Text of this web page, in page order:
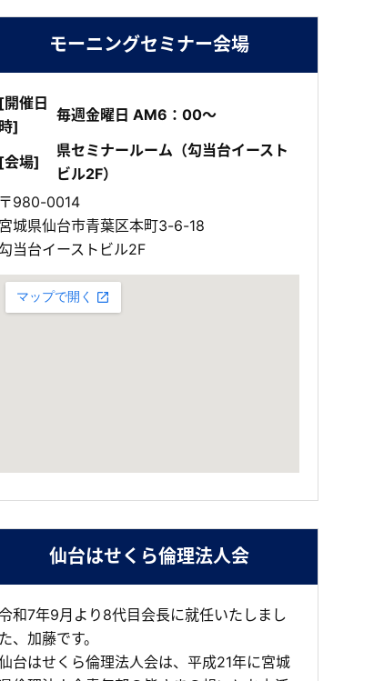
モーニングセミナー会場
[開催日
時]
毎週金曜日 AM6：00～
[会場]
県セミナールーム（勾当台イースト
ビル2F）
〒980-0014
宮城県仙台市青葉区本町3-6-18
当台イーストビル2F
仙台はせくら倫理法人会
和7年9月より8代目会長に就任いたしまし
た、加藤です。
台はせくら倫理法人会は、平成21年に宮城